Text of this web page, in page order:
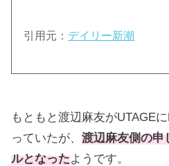
引用元： デイリー新潮
もともと渡辺麻友がUTAGE
っていたが、渡辺麻友側の申
ルとなったようです。